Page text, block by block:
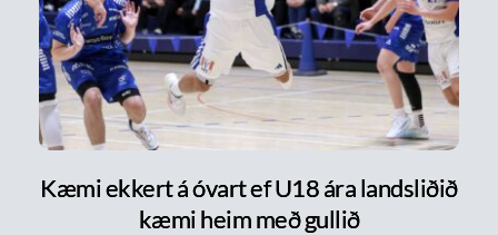
Kæmi ekkert á óvart ef U18 ára landsliðið
kæmi heim með gullið